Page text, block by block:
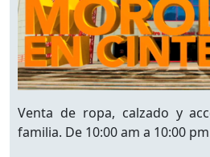
Venta de ropa, calzado y
familia. De 10:00 am a 10:00